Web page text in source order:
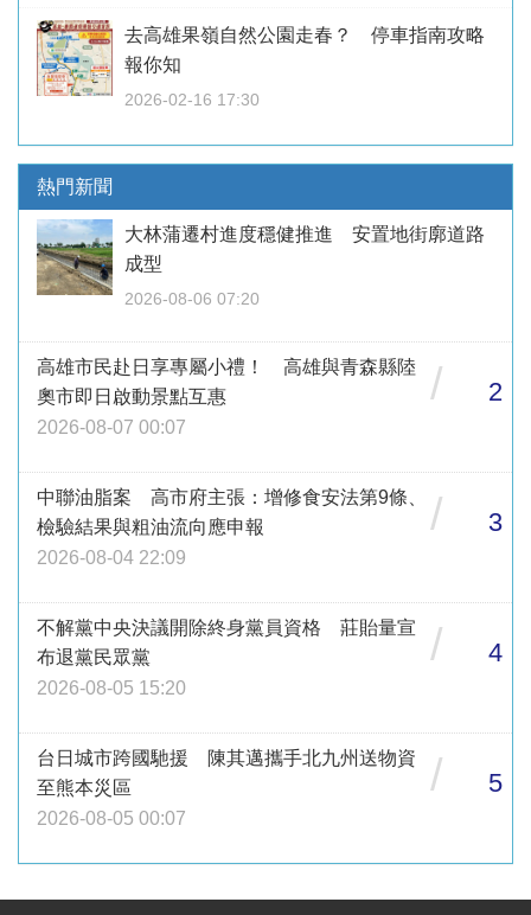
去高雄果嶺自然公園走春？ 停車指南攻略
報你知
2026-02-16 17:30
熱門新聞
大林蒲遷村進度穩健推進 安置地街廓道路
成型
2026-08-06 07:20
高雄市民赴日享專屬小禮！ 高雄與青森縣陸
奧市即日啟動景點互惠
2026-08-07 00:07
/ 2
中聯油脂案 高市府主張：增修食安法第9條、
檢驗結果與粗油流向應申報
2026-08-04 22:09
/ 3
不解黨中央決議開除終身黨員資格 莊貽量宣
布退黨民眾黨
2026-08-05 15:20
/ 4
台日城市跨國馳援 陳其邁攜手北九州送物資
至熊本災區
2026-08-05 00:07
/ 5